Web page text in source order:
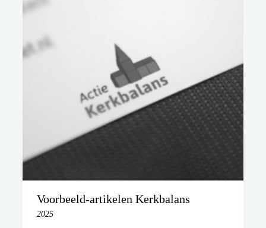
Voorbeeld-artikelen Kerkbalans
2025